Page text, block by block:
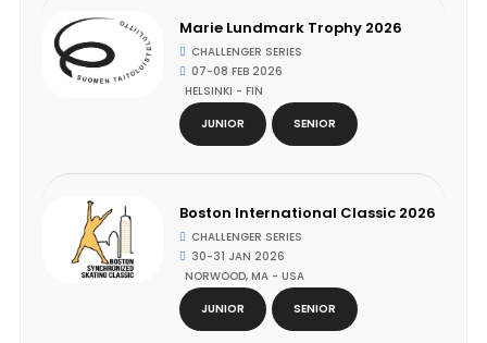
Marie Lundmark Trophy 2026
CHALLENGER SERIES
07-08 FEB 2026
HELSINKI - FIN
JUNIOR
SENIOR
Boston International Classic 2026
CHALLENGER SERIES
30-31 JAN 2026
NORWOOD, MA - USA
JUNIOR
SENIOR